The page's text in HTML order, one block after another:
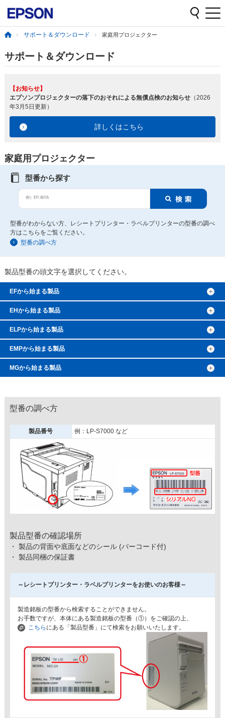
サポート＆ダウンロード 家庭用プロジェクター
サポート＆ダウンロード
【お知らせ】
エプソンプロジェクターの落下のおそれによる無償点検のお知らせ（2026
年3月5日更新）
詳しくはこちら
家庭用プロジェクター
型番から探す
例）EP-807A
型番がわからない方、レシートプリンター・ラベルプリンターの型番の調べ
方はこちらをご覧ください。
型番の調べ方
製品型番の頭文字を選択してください。
EFから始まる製品
EHから始まる製品
ELPから始まる製品
EMPから始まる製品
MGから始まる製品
型番の調べ方
製品番号 例：LP-S7000 など
製品型番の確認場所
・ 製品の背面や底面などのシール (バーコード付)
・ 製品同梱の保証書
～レシートプリンター・ラベルプリンターをお使いのお客様～
製造銘板の型番から検索することができません。
お手数ですが、本体にある製造銘板の型番（①）をご確認の上、
こちら にある「製品型番」にて検索をお願いいたします。